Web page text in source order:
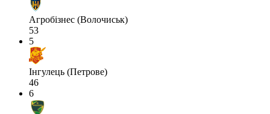
Агробізнес (Волочиськ)
53
5
Інгулець (Петрове)
46
6